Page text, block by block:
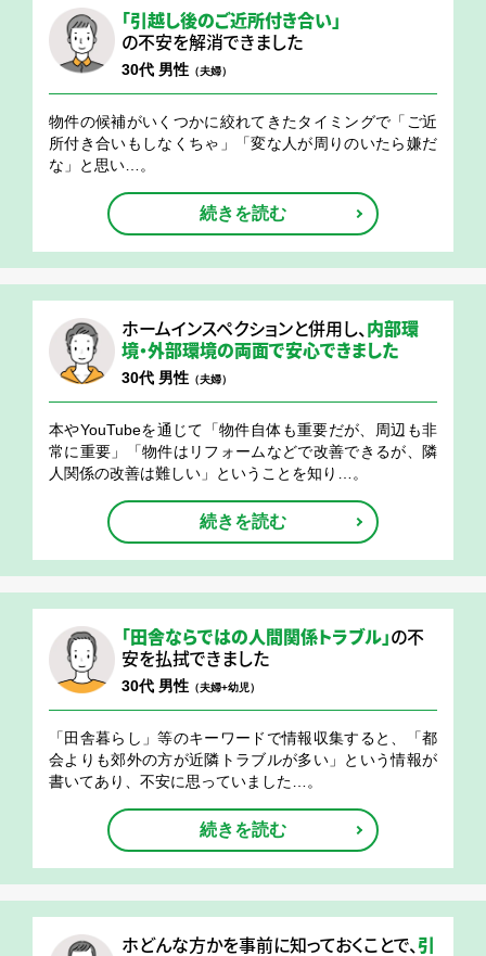
「引越し後のご近所付き合い」
の不安を解消できました
30代 男性 （夫婦）
物件の候補がいくつかに絞れてきたタイミングで「ご近
所付き合いもしなくちゃ」「変な人が周りのいたら嫌だ
な」と思い…。
続きを読む
ホームインスペクションと併用し、内部環
境・外部環境の両面で安心できました
30代 男性 （夫婦）
本やYouTubeを通じて「物件自体も重要だが、周辺も非
常に重要」「物件はリフォームなどで改善できるが、隣
人関係の改善は難しい」ということを知り…。
続きを読む
「田舎ならではの人間関係トラブル」の不
安を払拭できました
30代 男性 （夫婦+幼児）
「田舎暮らし」等のキーワードで情報収集すると、「都
会よりも郊外の方が近隣トラブルが多い」という情報が
書いてあり、不安に思っていました…。
続きを読む
ホどんな方かを事前に知っておくことで、引